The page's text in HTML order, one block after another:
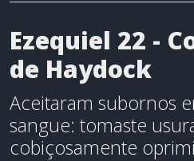
Ezequiel 22 -
de Haydock
Aceitaram subornos
sangue: tomaste
cobiçosamente